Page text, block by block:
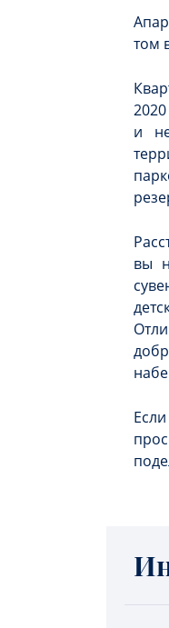
том
и
вы